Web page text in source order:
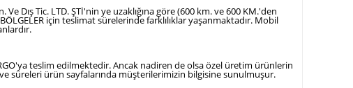
Dış Tic. LTD. ŞTİ'nin ye uzaklığına göre (600 km. ve 600 KM.'den
için teslimat sürelerinde farklılıklar yaşanmaktadır. Mobil
teslim edilmektedir. Ancak nadiren de olsa özel üretim ürünlerin
süreleri ürün sayfalarında müşterilerimizin bilgisine sunulmuşur.